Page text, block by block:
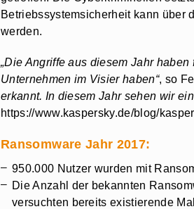
Betriebssystemsicherheit kann über
werden.
„Die Angriffe aus diesem Jahr
Unternehmen im Visier haben“, so
erkannt. In diesem Jahr sehen wir
https://www.kaspersky.de/blog/
Ransomware Jahr 2017:
950.000 Nutzer wurden mit
Die Anzahl der bekannten
versuchten bereits existierende